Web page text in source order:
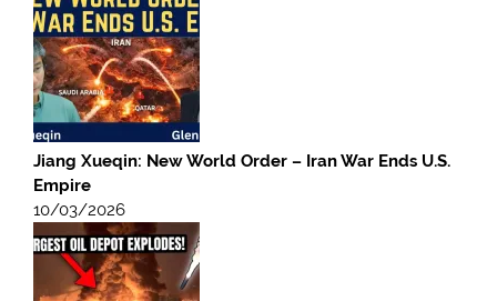
Jiang Xueqin: New World Order – Iran War Ends U.S.
Empire
10/03/2026